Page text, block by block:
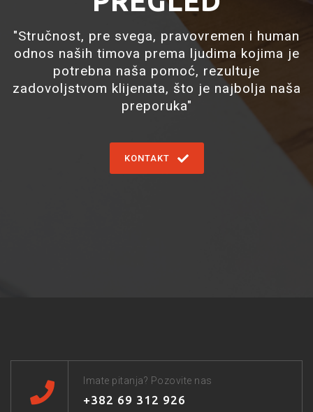
"Stručnost, pre svega, pravovremen i human
odnos naših timova prema ljudima kojima je
potrebna naša pomoć, rezultuje
zadovoljstvom klijenata, što je najbolja naša
preporuka"
KONTAKT
Imate pitanja? Pozovite nas
+382 69 312 926